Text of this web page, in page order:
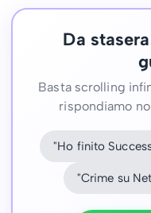
Da
Basta scrolling
rispondiamo
"Ho finito
"Crime su